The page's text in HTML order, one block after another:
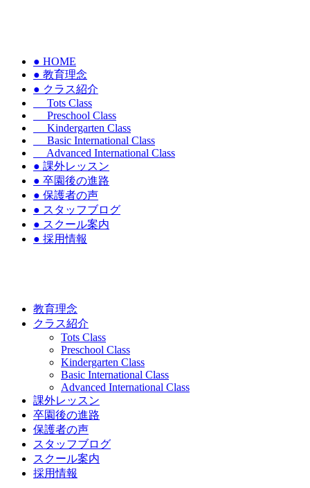
● HOME
● 教育理念
● クラス紹介
Tots Class
Preschool Class
Kindergarten Class
Basic International Class
Advanced International Class
● 課外レッスン
● 卒園後の進路
● 保護者の声
● スタッフブログ
● スクール案内
● 採用情報
教育理念
クラス紹介
Tots Class
Preschool Class
Kindergarten Class
Basic International Class
Advanced International Class
課外レッスン
卒園後の進路
保護者の声
スタッフブログ
スクール案内
採用情報